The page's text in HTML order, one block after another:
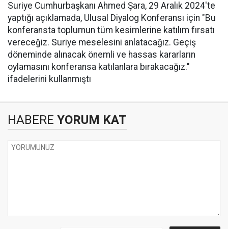
Suriye Cumhurbaşkanı Ahmed Şara, 29 Aralık 2024'te
yaptığı açıklamada, Ulusal Diyalog Konferansı için "Bu
konferansta toplumun tüm kesimlerine katılım fırsatı
vereceğiz. Suriye meselesini anlatacağız. Geçiş
döneminde alınacak önemli ve hassas kararların
oylamasını konferansa katılanlara bırakacağız."
ifadelerini kullanmıştı
HABERE YORUM KAT